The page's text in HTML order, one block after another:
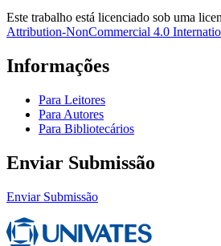
Este trabalho está licenciado sob uma
Attribution-NonCommercial 4.0
Informações
Para Leitores
Para Autores
Para Bibliotecários
Enviar Submissão
Enviar Submissão